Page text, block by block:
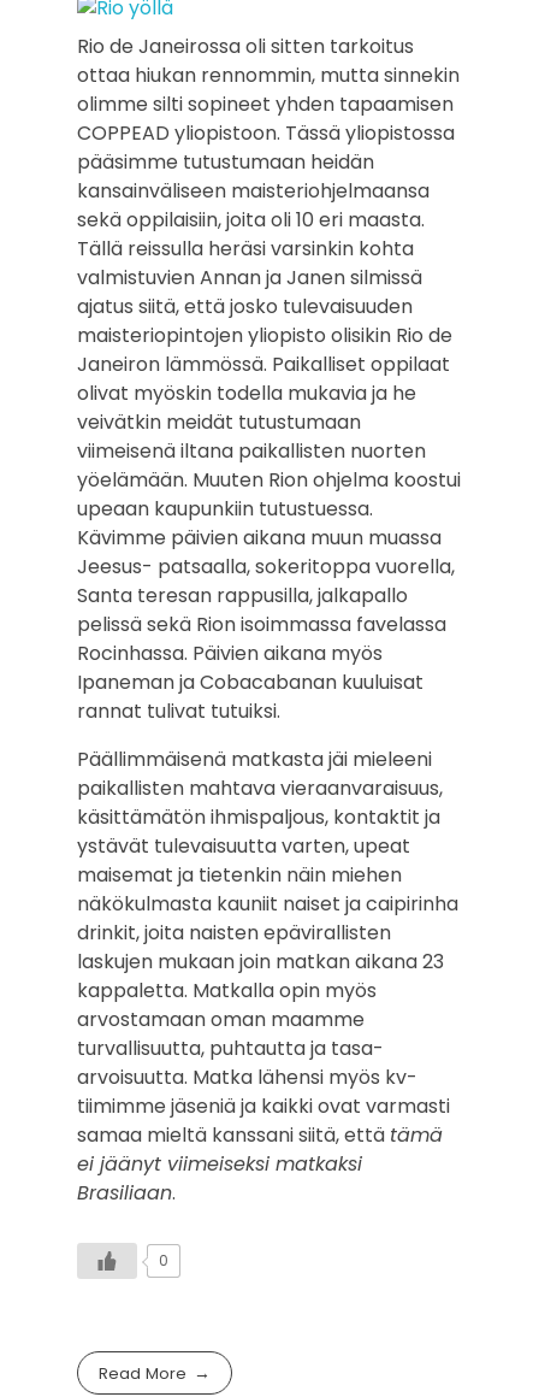
Rio de Janeirossa oli sitten tarkoitus
ottaa hiukan rennommin, mutta sinnekin
olimme silti sopineet yhden tapaamisen
COPPEAD yliopistoon. Tässä yliopistossa
pääsimme tutustumaan heidän
kansainväliseen maisteriohjelmaansa
sekä oppilaisiin, joita oli 10 eri maasta.
Tällä reissulla heräsi varsinkin kohta
valmistuvien Annan ja Janen silmissä
ajatus siitä, että josko tulevaisuuden
maisteriopintojen yliopisto olisikin Rio de
Janeiron lämmössä. Paikalliset oppilaat
olivat myöskin todella mukavia ja he
veivätkin meidät tutustumaan
viimeisenä iltana paikallisten nuorten
yöelämään. Muuten Rion ohjelma koostui
upeaan kaupunkiin tutustuessa.
Kävimme päivien aikana muun muassa
Jeesus- patsaalla, sokeritoppa vuorella,
Santa teresan rappusilla, jalkapallo
pelissä sekä Rion isoimmassa favelassa
Rocinhassa. Päivien aikana myös
Ipaneman ja Cobacabanan kuuluisat
rannat tulivat tutuiksi.
Päällimmäisenä matkasta jäi mieleeni
paikallisten mahtava vieraanvaraisuus,
käsittämätön ihmispaljous, kontaktit ja
ystävät tulevaisuutta varten, upeat
maisemat ja tietenkin näin miehen
näkökulmasta kauniit naiset ja caipirinha
drinkit, joita naisten epävirallisten
laskujen mukaan join matkan aikana 23
kappaletta. Matkalla opin myös
arvostamaan oman maamme
turvallisuutta, puhtautta ja tasa-
arvoisuutta. Matka lähensi myös kv-
tiimimme jäseniä ja kaikki ovat varmasti
samaa mieltä kanssani siitä, että tämä
ei jäänyt viimeiseksi matkaksi
Brasiliaan.
0
Read More